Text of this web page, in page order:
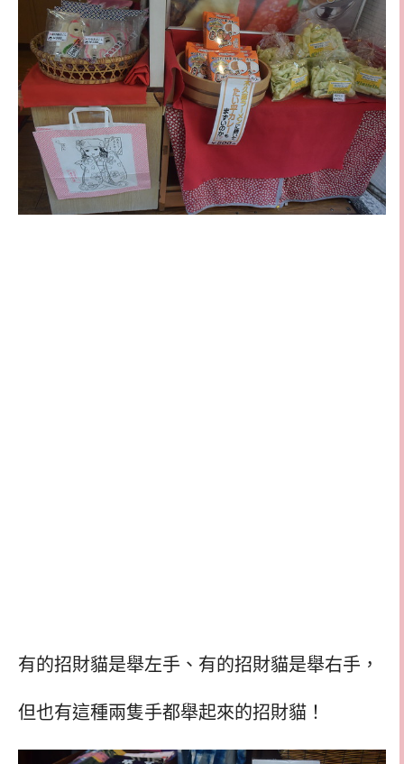
有的招財貓是舉左手、有的招財貓是舉右手，
但也有這種兩隻手都舉起來的招財貓！